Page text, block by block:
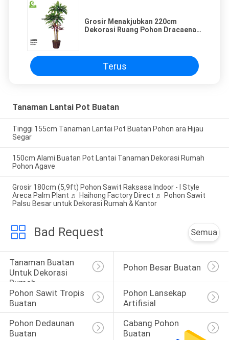
Grosir Menakjubkan 220cm
Dekorasi Ruang Pohon Dracaena
Terus
Tanaman Lantai Pot Buatan
Tinggi 155cm Tanaman Lantai Pot Buatan Pohon ara Hijau
Segar
150cm Alami Buatan Pot Lantai Tanaman Dekorasi Rumah
Pohon Agave
Grosir 180cm (5,9ft) Pohon Sawit Raksasa Indoor - I Style
Areca Palm Plant ♬ Haihong Factory Direct ♬ Pohon Sawit
Palsu Besar untuk Dekorasi Rumah & Kantor
Bad Request Semua
Tanaman Buatan
Untuk Dekorasi
Rumah
Pohon Besar Buatan
Pohon Sawit Tropis
Buatan
Pohon Lansekap
Artifisial
Pohon Dedaunan
Buatan
Cabang Pohon
Buatan